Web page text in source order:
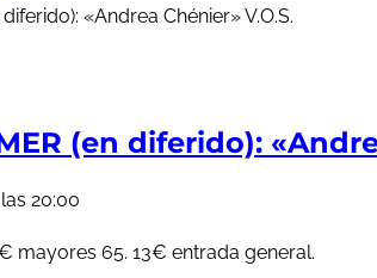
(en diferido):
20:00
mayores 65. 13€ entrada general.